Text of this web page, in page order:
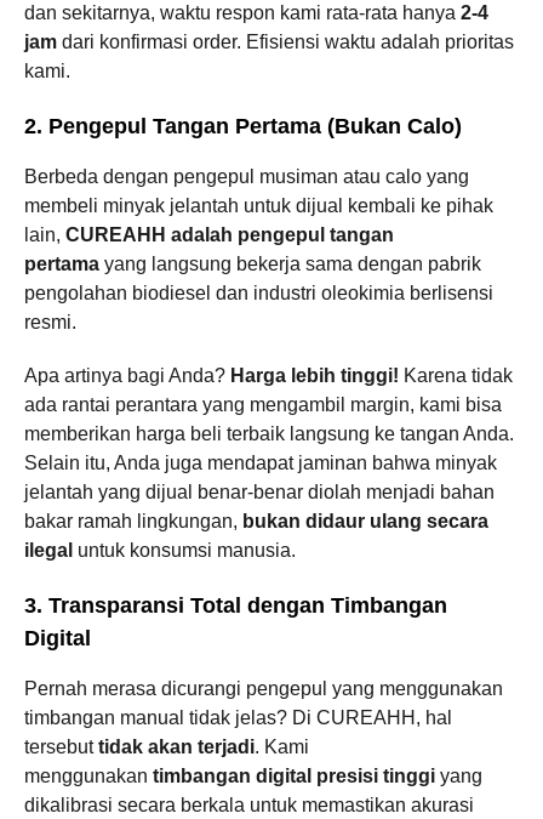
dan sekitarnya, waktu respon kami rata-rata hanya 2-4
jam dari konfirmasi order. Efisiensi waktu adalah prioritas
kami.
2. Pengepul Tangan Pertama (Bukan Calo)
Berbeda dengan pengepul musiman atau calo yang
membeli minyak jelantah untuk dijual kembali ke pihak
lain, CUREAHH adalah pengepul tangan
pertama yang langsung bekerja sama dengan pabrik
pengolahan biodiesel dan industri oleokimia berlisensi
resmi.
Apa artinya bagi Anda? Harga lebih tinggi! Karena tidak
ada rantai perantara yang mengambil margin, kami bisa
memberikan harga beli terbaik langsung ke tangan Anda.
Selain itu, Anda juga mendapat jaminan bahwa minyak
jelantah yang dijual benar-benar diolah menjadi bahan
bakar ramah lingkungan, bukan didaur ulang secara
ilegal untuk konsumsi manusia.
3. Transparansi Total dengan Timbangan
Digital
Pernah merasa dicurangi pengepul yang menggunakan
timbangan manual tidak jelas? Di CUREAHH, hal
tersebuttidak akan terjadi. Kami
menggunakan timbangan digital presisi tinggi yang
dikalibrasi secara berkala untuk memastikan akurasi